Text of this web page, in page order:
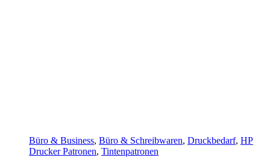
Büro & Business, Büro & Schreibwaren, Druckbedarf, HP
Drucker Patronen, Tintenpatronen